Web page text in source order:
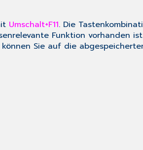
Umschalt+F11. Die
Funktion vorhanden
Sie auf die